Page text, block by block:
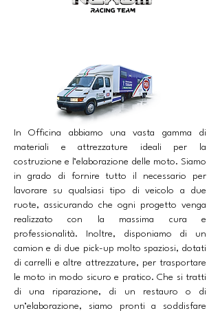
In Officina abbiamo una vasta gamma di
materiali e attrezzature ideali per la
costruzione e l’elaborazione delle moto. Siamo
in grado di fornire tutto il necessario per
lavorare su qualsiasi tipo di veicolo a due
ruote, assicurando che ogni progetto venga
realizzato con la massima cura e
professionalità. Inoltre, disponiamo di un
camion e di due pick-up molto spaziosi, dotati
di carrelli e altre attrezzature, per trasportare
le moto in modo sicuro e pratico. Che si tratti
di una riparazione, di un restauro o di
un’elaborazione, siamo pronti a soddisfare